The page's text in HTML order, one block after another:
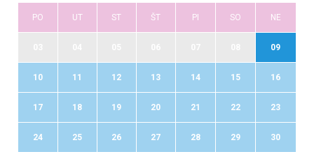
PO UT ST ŠT PI SO NE
09
10 11 12 13 14 15 16
17 18 19 20 21 22 23
24 25 26 27 28 29 30